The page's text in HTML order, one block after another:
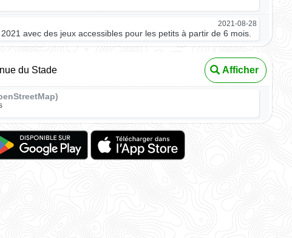
2021-08-28
avec des jeux accessibles pour les petits à partir de 6 mois.
du Stade Afficher